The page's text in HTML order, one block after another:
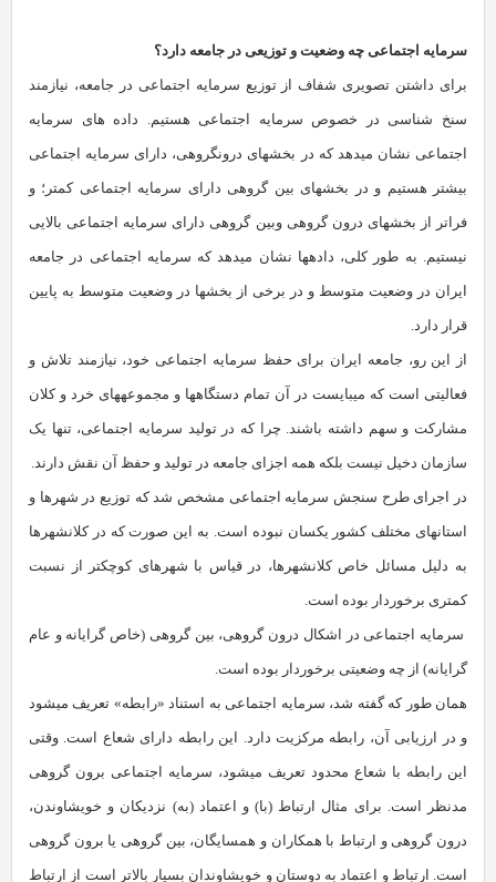
سرمایه‏ اجتماعی چه وضعیت و توزیعی در جامعه دارد؟
برای داشتن تصویری شفاف از توزیع سرمایه‏ اجتماعی در جامعه، نیازمند
سنخ شناسی در خصوص سرمایه‏ اجتماعی هستیم. داده های سرمایه‏
اجتماعی نشان می‏دهد که در بخش‏های درون‏گروهی، دارای سرمایه‏ اجتماعی
بیشتر هستیم و در بخش‏های بین گروهی دارای سرمایه‏ اجتماعی کمتر؛ و
فراتر از بخش‏های درون گروهی وبین گروهی دارای سرمایه‏ اجتماعی بالایی
نیستیم. به طور کلی، داده‏ها نشان می‏دهد که سرمایه‏ اجتماعی در جامعه‏
ایران در وضعیت متوسط و در برخی از بخش‏ها در وضعیت متوسط به پایین
قرار دارد.
از این رو، جامعه‏ ایران برای حفظ سرمایه اجتماعی خود، نیازمند تلاش و
فعالیتی است که می‏بایست در آن تمام دستگاه‏ها و مجموعه‏های خرد و کلان
مشارکت و سهم داشته باشند. چرا که در تولید سرمایه‏ اجتماعی، تنها یک
سازمان دخیل نیست بلکه همه‏ اجزای جامعه در تولید و حفظ آن نقش دارند.
در اجرای طرح سنجش سرمایه‏ اجتماعی مشخص شد که توزیع در شهرها و
استان‏های مختلف کشور یکسان نبوده است. به این صورت که در کلان‏شهرها
به دلیل مسائل خاص کلان‏شهرها، در قیاس با شهرهای کوچک‏تر از نسبت
کمتری برخوردار بوده است.
سرمایه اجتماعی در اشکال درون گروهی، بین گروهی (خاص گرایانه و عام
گرایانه) از چه وضعیتی برخوردار بوده است.
همان طور که گفته شد، سرمایه‏ اجتماعی به استناد «رابطه» تعریف می‏شود
و در ارزیابی آن، رابطه مرکزیت دارد. این رابطه دارای شعاع است. وقتی
این رابطه با شعاع محدود تعریف می‏شود، سرمایه‏ اجتماعی برون گروهی
مدنظر است. برای مثال ارتباط (با) و اعتماد (به) نزدیکان و خویشاوندن،
درون گروهی و ارتباط با همکاران و همسایگان، بین گروهی یا برون گروهی
است. ارتباط و اعتماد به دوستان و خویشاوندان بسیار بالاتر است از ارتباط